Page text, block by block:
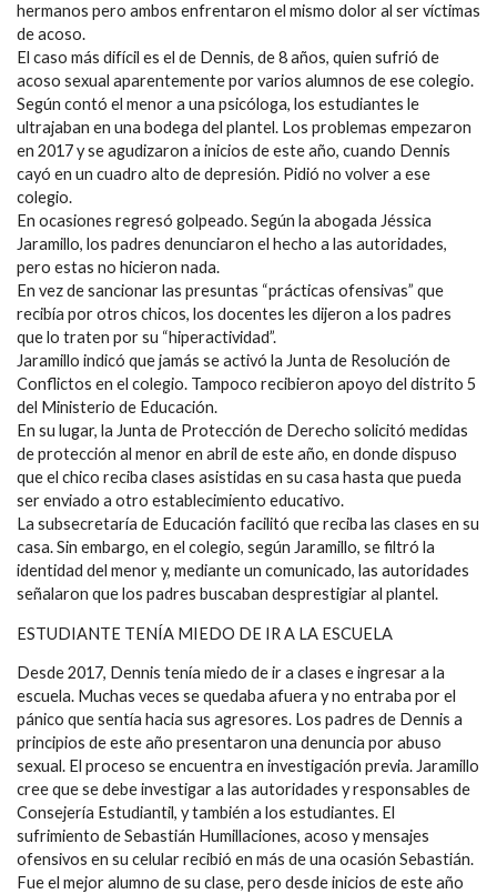
hermanos pero ambos enfrentaron el mismo dolor al ser víctimas
de acoso.
El caso más difícil es el de Dennis, de 8 años, quien sufrió de
acoso sexual aparentemente por varios alumnos de ese colegio.
Según contó el menor a una psicóloga, los estudiantes le
ultrajaban en una bodega del plantel. Los problemas empezaron
en 2017 y se agudizaron a inicios de este año, cuando Dennis
cayó en un cuadro alto de depresión. Pidió no volver a ese
colegio.
En ocasiones regresó golpeado. Según la abogada Jéssica
Jaramillo, los padres denunciaron el hecho a las autoridades,
pero estas no hicieron nada.
En vez de sancionar las presuntas “prácticas ofensivas” que
recibía por otros chicos, los docentes les dijeron a los padres
que lo traten por su “hiperactividad”.
Jaramillo indicó que jamás se activó la Junta de Resolución de
Conflictos en el colegio. Tampoco recibieron apoyo del distrito 5
del Ministerio de Educación.
En su lugar, la Junta de Protección de Derecho solicitó medidas
de protección al menor en abril de este año, en donde dispuso
que el chico reciba clases asistidas en su casa hasta que pueda
ser enviado a otro establecimiento educativo.
La subsecretaría de Educación facilitó que reciba las clases en su
casa. Sin embargo, en el colegio, según Jaramillo, se filtró la
identidad del menor y, mediante un comunicado, las autoridades
señalaron que los padres buscaban desprestigiar al plantel.
ESTUDIANTE TENÍA MIEDO DE IR A LA ESCUELA
Desde 2017, Dennis tenía miedo de ir a clases e ingresar a la
escuela. Muchas veces se quedaba afuera y no entraba por el
pánico que sentía hacia sus agresores. Los padres de Dennis a
principios de este año presentaron una denuncia por abuso
sexual. El proceso se encuentra en investigación previa. Jaramillo
cree que se debe investigar a las autoridades y responsables de
Consejería Estudiantil, y también a los estudiantes. El
sufrimiento de Sebastián Humillaciones, acoso y mensajes
ofensivos en su celular recibió en más de una ocasión Sebastián.
Fue el mejor alumno de su clase, pero desde inicios de este año